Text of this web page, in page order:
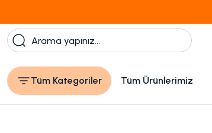
Tüm Kategoriler Tüm Ürünlerimiz